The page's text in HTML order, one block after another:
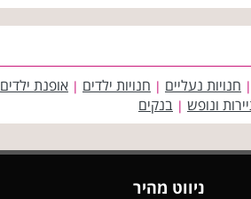
| חנויות נעליים | חנויות ילדים | אופנת ילדים
ונופש | בנקים
ניווט מהיר